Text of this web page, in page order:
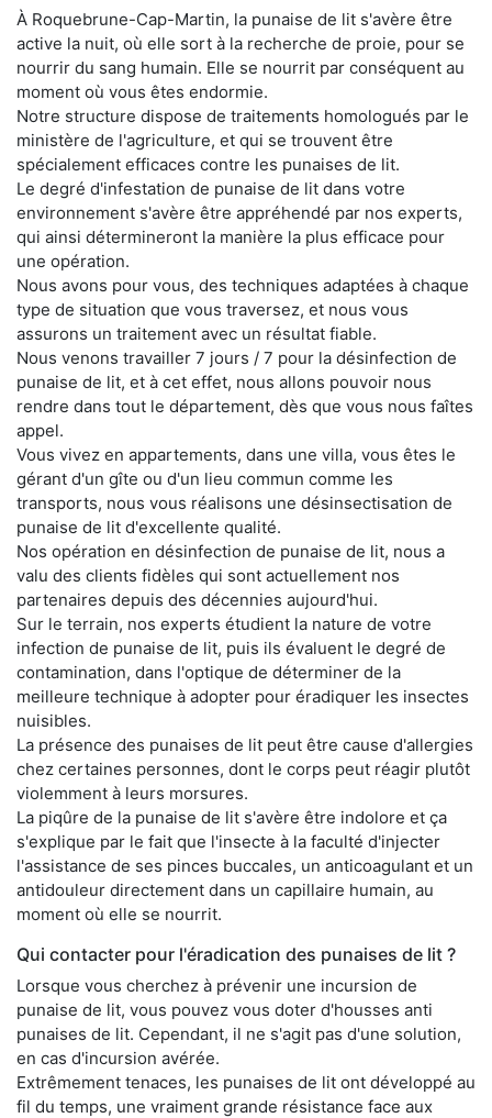
À Roquebrune-Cap-Martin, la punaise de lit s'avère être
active la nuit, où elle sort à la recherche de proie, pour se
nourrir du sang humain. Elle se nourrit par conséquent au
moment où vous êtes endormie.
Notre structure dispose de traitements homologués par le
ministère de l'agriculture, et qui se trouvent être
spécialement efficaces contre les punaises de lit.
Le degré d'infestation de punaise de lit dans votre
environnement s'avère être appréhendé par nos experts,
qui ainsi détermineront la manière la plus efficace pour
une opération.
Nous avons pour vous, des techniques adaptées à chaque
type de situation que vous traversez, et nous vous
assurons un traitement avec un résultat fiable.
Nous venons travailler 7 jours / 7 pour la désinfection de
punaise de lit, et à cet effet, nous allons pouvoir nous
rendre dans tout le département, dès que vous nous faîtes
appel.
Vous vivez en appartements, dans une villa, vous êtes le
gérant d'un gîte ou d'un lieu commun comme les
transports, nous vous réalisons une désinsectisation de
punaise de lit d'excellente qualité.
Nos opération en désinfection de punaise de lit, nous a
valu des clients fidèles qui sont actuellement nos
partenaires depuis des décennies aujourd'hui.
Sur le terrain, nos experts étudient la nature de votre
infection de punaise de lit, puis ils évaluent le degré de
contamination, dans l'optique de déterminer de la
meilleure technique à adopter pour éradiquer les insectes
nuisibles.
La présence des punaises de lit peut être cause d'allergies
chez certaines personnes, dont le corps peut réagir plutôt
violemment à leurs morsures.
La piqûre de la punaise de lit s'avère être indolore et ça
s'explique par le fait que l'insecte à la faculté d'injecter
l'assistance de ses pinces buccales, un anticoagulant et un
antidouleur directement dans un capillaire humain, au
moment où elle se nourrit.
Qui contacter pour l'éradication des punaises de lit ?
Lorsque vous cherchez à prévenir une incursion de
punaise de lit, vous pouvez vous doter d'housses anti
punaises de lit. Cependant, il ne s'agit pas d'une solution,
en cas d'incursion avérée.
Extrêmement tenaces, les punaises de lit ont développé au
fil du temps, une vraiment grande résistance face aux